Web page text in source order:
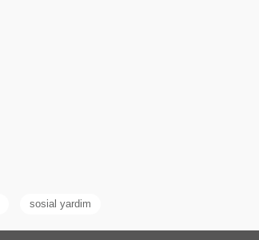
sosial yardim